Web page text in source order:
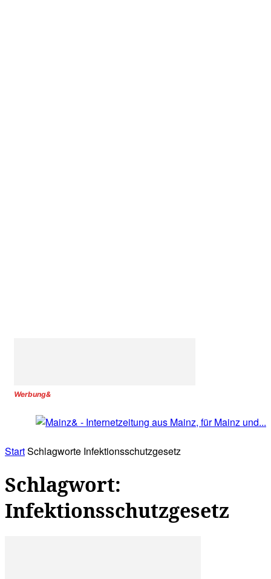
Werbung&
StartSchlagworte Infektionsschutzgesetz
Schlagwort:
Infektionsschutzgesetz